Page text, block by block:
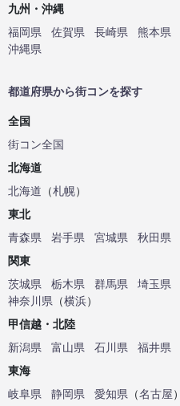
九州・沖縄
福岡県
佐賀県 長崎県 熊本県
沖縄県
都道府県から街コンを探す
全国
街コン全国
北海道
北海道 （札幌）
東北
青森県
岩手県 宮城県 秋田県
関東
茨城県
栃木県 群馬県 埼玉県
神奈川県 （横浜）
甲信越・北陸
新潟県
富山県 石川県 福井県
東海
岐阜県
静岡県 愛知県 （名古屋）